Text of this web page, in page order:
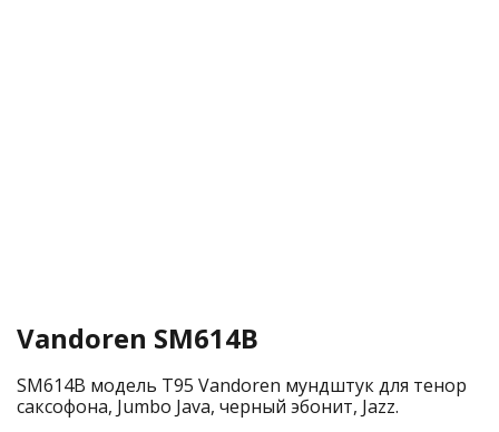
Vandoren SM614B
SM614B модель T95 Vandoren мундштук для тенор
саксофона, Jumbo Java, черный эбонит, Jazz.